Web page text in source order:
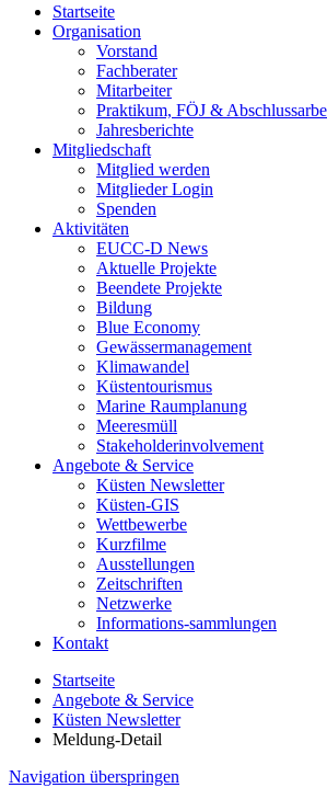
Startseite
Organisation
Vorstand
Fachberater
Mitarbeiter
Praktikum, FÖJ &
Jahresberichte
Mitgliedschaft
Mitglied werden
Mitglieder Login
Spenden
Aktivitäten
EUCC-D News
Aktuelle Projekte
Beendete Projekte
Bildung
Blue Economy
Gewässermanagement
Klimawandel
Küstentourismus
Marine Raumplanung
Meeresmüll
Stakeholderinvolvement
Angebote & Service
Küsten Newsletter
Küsten-GIS
Wettbewerbe
Kurzfilme
Ausstellungen
Zeitschriften
Netzwerke
Informations-sammlungen
Kontakt
Startseite
Angebote & Service
Küsten Newsletter
Meldung-Detail
Navigation überspringen